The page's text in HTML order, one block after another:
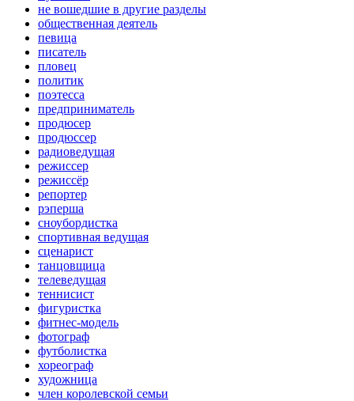
не вошедшие в другие разделы
общественная деятель
певица
писатель
пловец
политик
поэтесса
предприниматель
продюсер
продюссер
радиоведущая
режиссер
режиссёр
репортер
рэперша
сноубордистка
спортивная ведущая
сценарист
танцовщица
телеведущая
теннисист
фигуристка
фитнес-модель
фотограф
футболистка
хореограф
художница
член королевской семьи